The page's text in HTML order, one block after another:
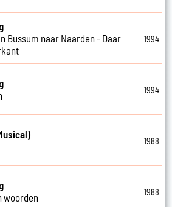
Bussum naar Naarden - Daar
1994
1994
1988
woorden
1988